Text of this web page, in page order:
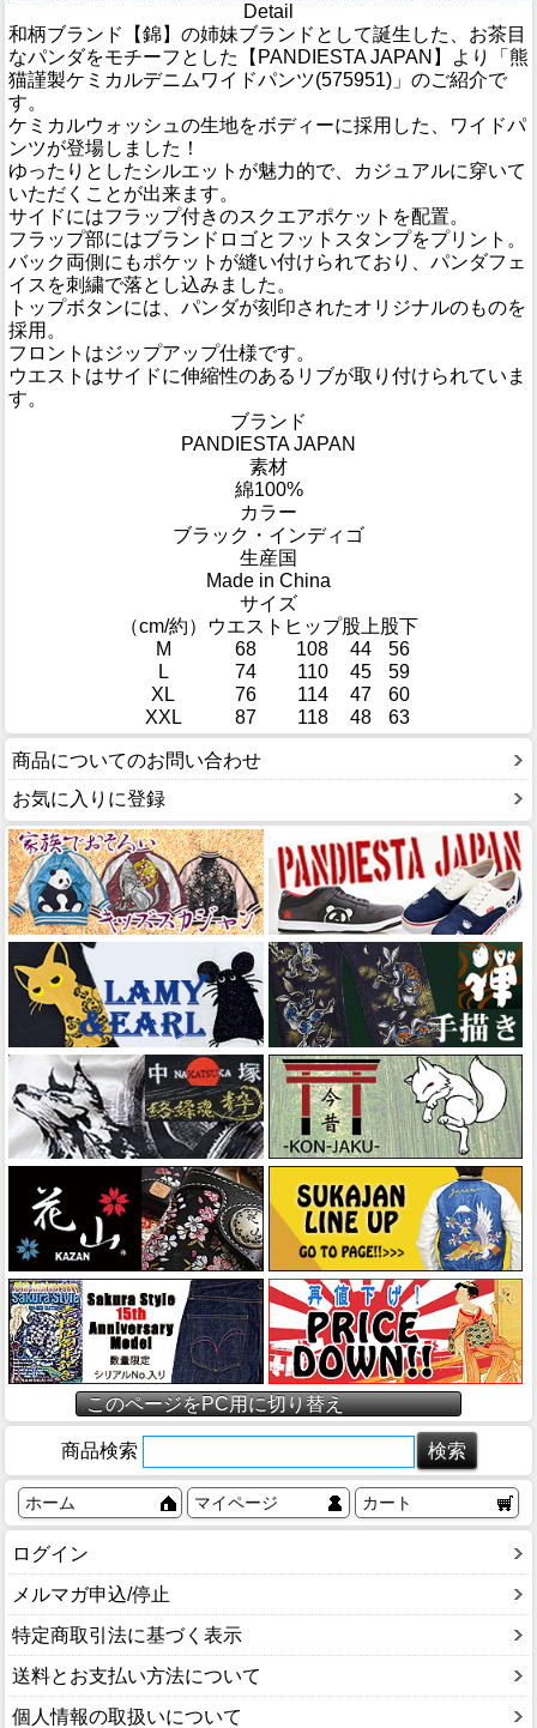
Detail
和柄ブランド【錦】の姉妹ブランドとして誕生した、お茶目
なパンダをモチーフとした【PANDIESTA JAPAN】より「熊
猫謹製ケミカルデニムワイドパンツ(575951)」のご紹介で
す。
ケミカルウォッシュの生地をボディーに採用した、ワイドパ
ンツが登場しました！
ゆったりとしたシルエットが魅力的で、カジュアルに穿いて
いただくことが出来ます。
サイドにはフラップ付きのスクエアポケットを配置。
フラップ部にはブランドロゴとフットスタンプをプリント。
バック両側にもポケットが縫い付けられており、パンダフェ
イスを刺繍で落とし込みました。
トップボタンには、パンダが刻印されたオリジナルのものを
採用。
フロントはジップアップ仕様です。
ウエストはサイドに伸縮性のあるリブが取り付けられていま
す。
ブランド
PANDIESTA JAPAN
素材
綿100%
カラー
ブラック・インディゴ
生産国
Made in China
サイズ
（cm/約）
ウエスト ヒップ股上股下
M
68 108 44
56
L
74 110 45
59
XL
76 114 47
60
XXL
87 118 48 63
商品についてのお問い合わせ
お気に入りに登録
このページをPC用に切り替え
商品検索
ホーム マイページ カート
ログイン
メルマガ申込/停止
特定商取引法に基づく表示
送料とお支払い方法について
個人情報の取扱いについて